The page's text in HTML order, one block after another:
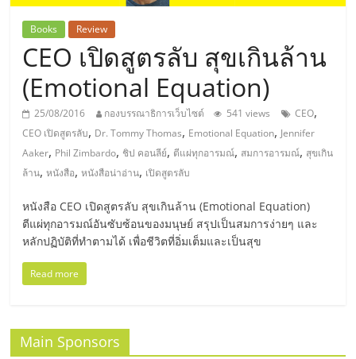
ธุรกิจ
เอ
ส
เอ็
มอี
ไทย,
SMEs,
แฟ
Books Review
CEO เปิดสูตรลับ สุขเกินล้าน
(Emotional Equation)
25/08/2016 กองบรรณาธิการเว็บไซต์ 541 views CEO,
CEO เปิดสูตรลับ, Dr. Tommy Thomas, Emotional Equation, Jennifer
Aaker, Phil Zimbardo, ชิป คอนลีย์, ตีแผ่ทุกอารมณ์, สมการอารมณ์, สุขเกิน
ล้าน,หนังสือ,หนังสือน่าอ่าน, เปิดสูตรลับ
หนังสือ CEO เปิดสูตรลับ สุขเกินล้าน (Emotional Equation)
ตีแผ่ทุกอารมณ์อันซับซ้อนของมนุษย์ สรุปเป็นสมการง่ายๆ และ
หลักปฏิบัติที่ทำตามได้ เพื่อชีวิตที่อิ่มเต็มและเป็นสุข
Read more
Main Sponsors